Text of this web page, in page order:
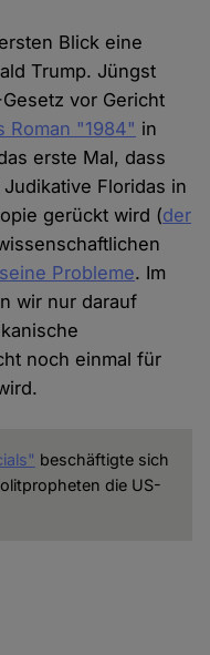
Blick eine
Trump. Jüngst
vor Gericht
Roman "1984" in
erste Mal, dass
Floridas in
gerückt wird (der
seine Probleme. Im
wir nur darauf
noch einmal für
beschäftigte sich
die US-